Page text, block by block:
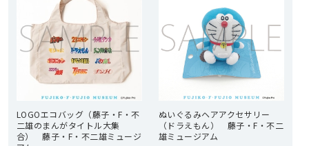
LOGOエコバッグ（藤子・F・不
二雄のまんがタイトル大集
合） 藤子・F・不二雄ミュージ
ぬいぐるみヘアアクセサリー
（ドラえもん） 藤子・F・不二
雄ミュージアム